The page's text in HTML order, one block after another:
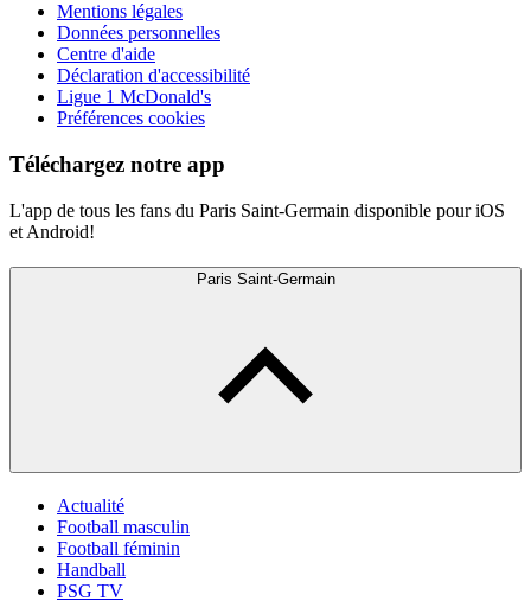
Mentions légales
Données personnelles
Centre d'aide
Déclaration d'accessibilité
Ligue 1 McDonald's
Préférences cookies
Téléchargez notre app
L'app de tous les fans du Paris Saint-Germain disponible pour iOS
et Android!
Paris Saint-Germain
Actualité
Football masculin
Football féminin
Handball
PSG TV